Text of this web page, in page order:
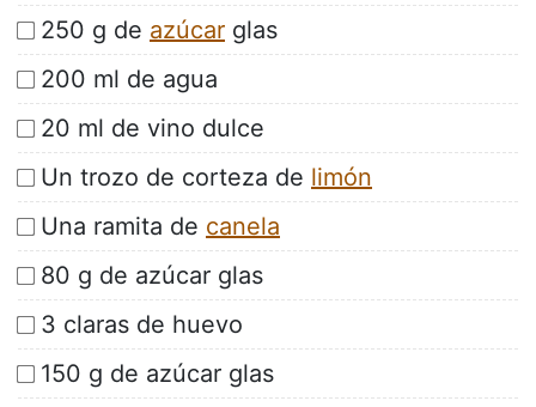
250 g de azúcar glas
200 ml de agua
20 ml de vino dulce
Un trozo de corteza de limón
Una ramita de canela
80 g de azúcar glas
3 claras de huevo
150 g de azúcar glas